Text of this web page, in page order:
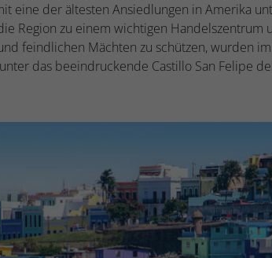
eine der ältesten Ansiedlungen in Amerika
Region zu einem wichtigen Handelszentrum
feindlichen Mächten zu schützen, wurden
das beeindruckende Castillo San Felipe